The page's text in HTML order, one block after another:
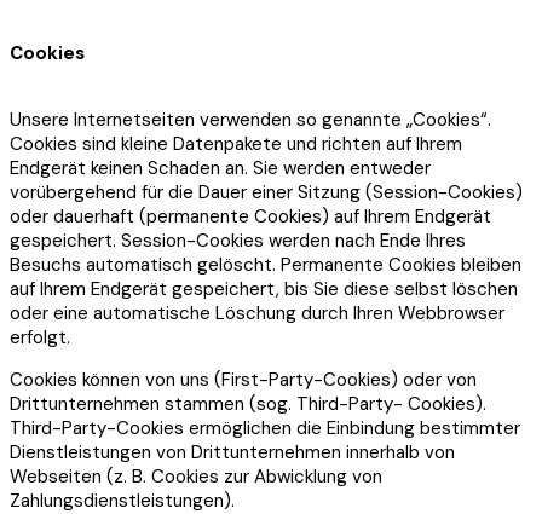
Cookies
Unsere Internetseiten verwenden so genannte „Cookies“.
Cookies sind kleine Datenpakete und richten auf Ihrem
Endgerät keinen Schaden an. Sie werden entweder
vorübergehend für die Dauer einer Sitzung (Session-Cookies)
oder dauerhaft (permanente Cookies) auf Ihrem Endgerät
gespeichert. Session-Cookies werden nach Ende Ihres
Besuchs automatisch gelöscht. Permanente Cookies bleiben
auf Ihrem Endgerät gespeichert, bis Sie diese selbst löschen
oder eine automatische Löschung durch Ihren Webbrowser
erfolgt.
Cookies können von uns (First-Party-Cookies) oder von
Drittunternehmen stammen (sog. Third-Party- Cookies).
Third-Party-Cookies ermöglichen die Einbindung bestimmter
Dienstleistungen von Drittunternehmen innerhalb von
Webseiten (z. B. Cookies zur Abwicklung von
Zahlungsdienstleistungen).